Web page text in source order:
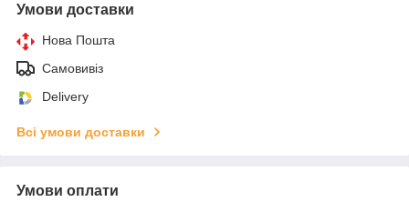
Умови доставки
Нова Пошта
Самовивіз
Delivery
Всі умови доставки
Умови оплати